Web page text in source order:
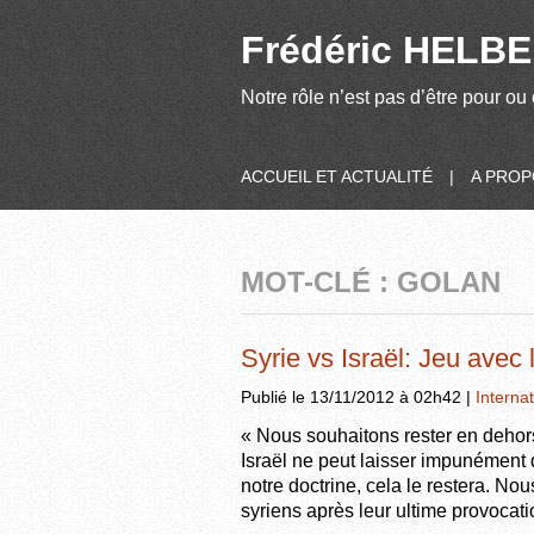
Frédéric
Notre rôle n’est pas d’être pour
ACCUEIL ET ACTUALITÉ | A
MOT-CLÉ : GOLAN
Syrie vs Israël: Jeu
Publié le 13/11/2012 à 02h42 |
« Nous souhaitons rester en
Israël ne peut laisser
notre doctrine, cela le restera.
syriens après leur ultime